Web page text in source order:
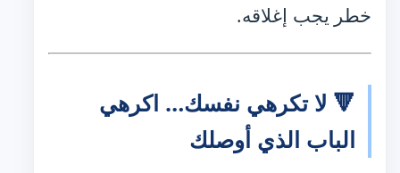
خطر يجب إغلاقه.
🔻 لا تكرهي نفسك… اكرهي
الباب الذي أوصلك